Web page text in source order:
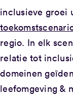
inclusieve groei
regio. In elk
relatie tot
domeinen
leefomgeving &